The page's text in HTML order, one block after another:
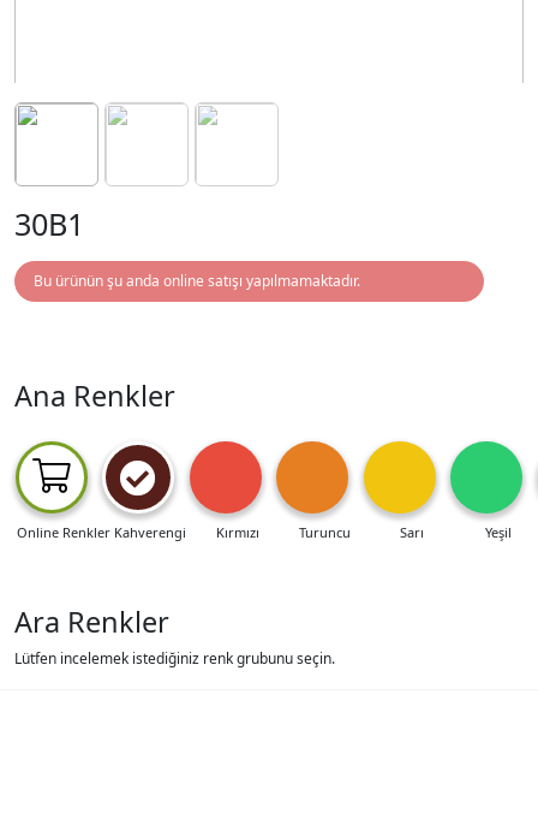
30B1
Bu ürünün şu anda online satışı yapılmamaktadır.
Ana Renkler
Online Renkler Kahverengi Kırmızı Turuncu Sarı Yeşil
Ara Renkler
Lütfen incelemek istediğiniz renk grubunu seçin.